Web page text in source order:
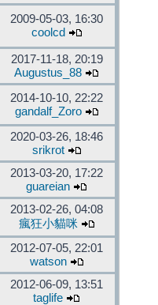
2009-05-03, 16:30
coolcd
2017-11-18, 20:19
Augustus_88
2014-10-10, 22:22
gandalf_Zoro
2020-03-26, 18:46
srikrot
2013-03-20, 17:22
guareian
2013-02-26, 04:08
瘋狂小貓咪
2012-07-05, 22:01
watson
2012-06-09, 13:51
taglife